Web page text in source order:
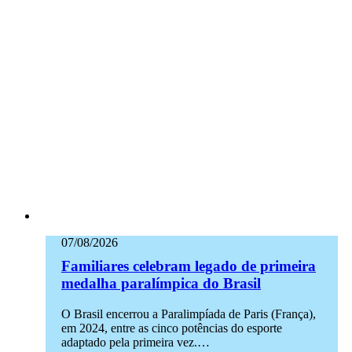
07/08/2026
Familiares celebram legado de primeira
medalha paralímpica do Brasil
O Brasil encerrou a Paralimpíada de Paris (França),
em 2024, entre as cinco potências do esporte
adaptado pela primeira vez.…